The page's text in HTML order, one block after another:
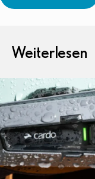
Weiterlesen